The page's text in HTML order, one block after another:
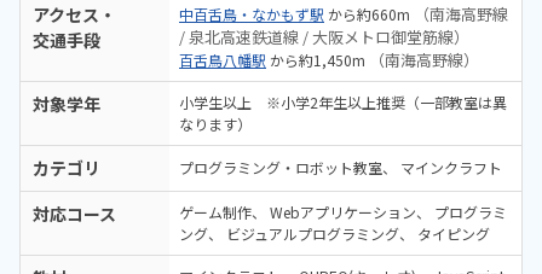
アクセス・
交通手段
中百舌鳥・なかもず駅 から約660m
（南海高野線
/ 泉北高速鉄道線 / 大阪メトロ御堂筋線）
百舌鳥八幡駅 から約1,450m （南海高野線）
対象学年
小学生以上 ※小学2年生以上推奨（一部教室は異
なります）
カテゴリ プログラミング・ロボット教室 マインクラフト
対応コース ゲーム制作 Webアプリケーション
プログラミ
ング
ビジュアルプログラミング タイピング